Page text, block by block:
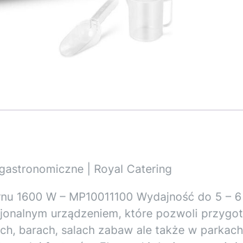
| Royal Catering
1600 W – MP10011100 Wydajność do 5
urządzeniem, które pozwoli
barach, salach zabaw ale także w